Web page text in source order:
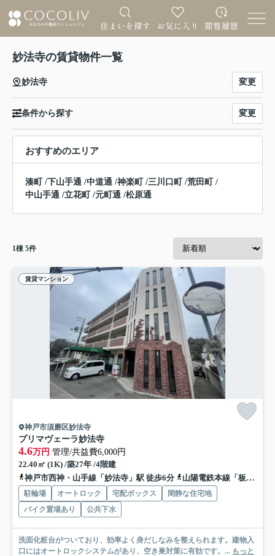
妙法寺の賃貸物件一覧
妙法寺 変更
条件から探す 変更
おすすめのエリア
湊町/下山手通 /中道通 /神楽町/三川口町/荒田町/
中山手通 /立花町/元町通 /松原通
1棟 5件
賃貸マンション
神戸市須磨区妙法寺
プリマヴェーラ妙法寺
4.6万円 管理/共益費6,000円
22.40㎡ (1K) /築27年 /4階建
神戸市西神・山手線「妙法寺」駅 徒歩6分
山陽電鉄本線「板宿」駅 バス13分 神戸市バス「中田（神戸市須磨区）」 停歩2分
駐輪場 オートロック 宅配ボックス
閑静な住宅地
バイク置場あり
公共下水
洗面化粧台がついており、効率よく身だしなみを整えられます。建物入
口にはオートロックシステムがあり、空き巣対策に有効です。... もっと